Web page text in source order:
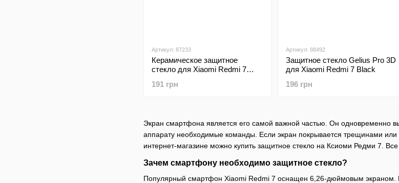
Экран смартфона является его самой важной частью. Он одновременно
аппарату необходимые команды. Если экран покрывается трещинами
интернет-магазине можно купить защитное стекло на Ксиоми Редми 7.
Зачем смартфону необходимо защитное стекло?
Популярный смартфон Xiaomi Redmi 7 оснащен 6,26-дюймовым экраном.
Артикул: 87233
Керамическое защитное
стекло для Xiaomi Redmi 7
пакет
191 грн
Артикул: 88492
Защитное стекло Gelius Pro 3D
для Xiaomi Redmi 7 Black
196 грн